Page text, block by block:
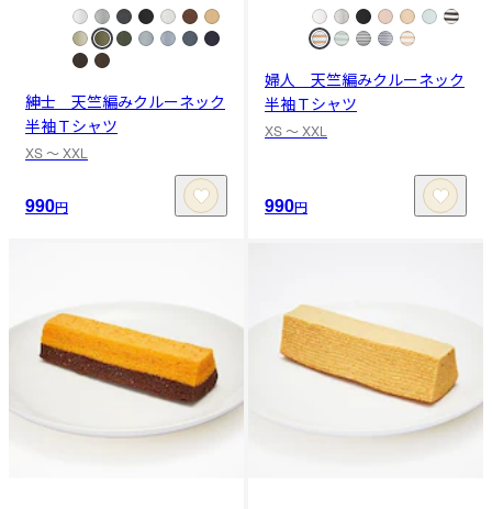
紳士 天竺編みクルーネック
半袖Ｔシャツ
XS 〜 XXL
990円
婦人 天竺編みクルーネック
半袖Ｔシャツ
XS 〜 XXL
990円